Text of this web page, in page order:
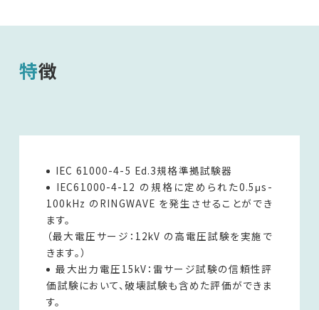
特徴
IEC 61000-4-5 Ed.3規格準拠試験器
IEC61000-4-12 の規格に定められた0.5μs-
100kHz のRINGWAVE を発生させることができ
ます。
（最大電圧サージ：12kV の高電圧試験を実施で
きます。）
最大出力電圧15kV：雷サージ試験の信頼性評
価試験において、破壊試験も含めた評価ができま
す。